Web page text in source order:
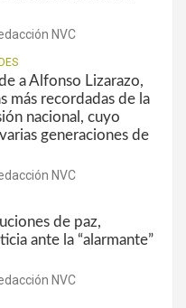
NVC
a Alfonso Lizarazo,
más recordadas de la
nacional, cuyo
generaciones de
NVC
de paz,
ante la “alarmante”
NVC